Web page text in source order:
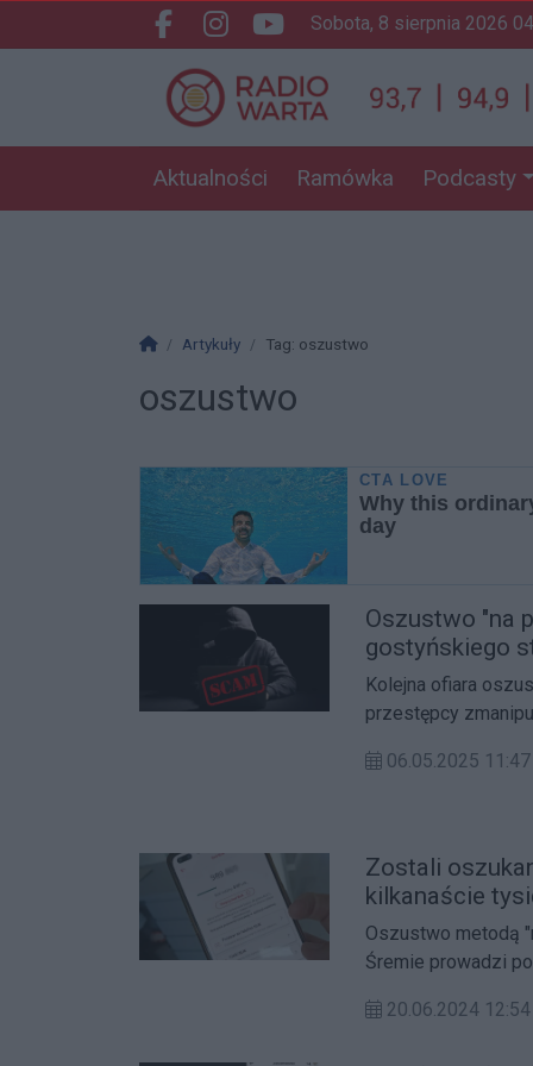
Facebook.com
Instagram.com
Youtube.com
sobota, 8 sierpnia 2026
Aktualności Ramówka Podcasty
Strona główna
Artykuły Tag: oszustwo
oszustwo
Oszustwo "na
gostyńskiego
złotych
Kolejna ofiara
przestępcy
06.05.2025 11:47
Zostali
kilkanaście
Oszustwo metodą
Śremie prowadzi
20.06.2024 12:54